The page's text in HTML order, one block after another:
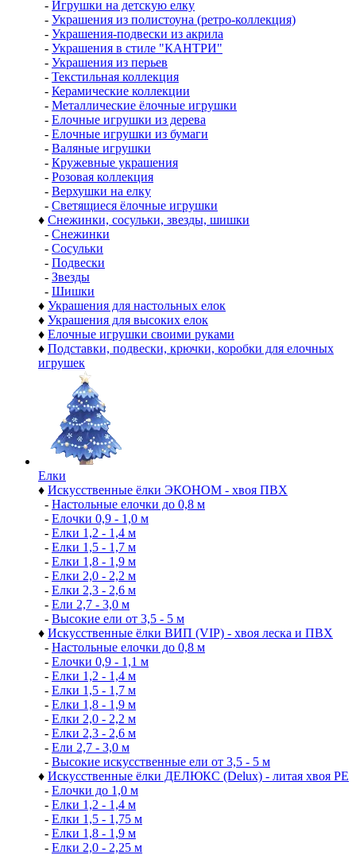
- Игрушки на детскую елку
- Украшения из полистоуна (ретро-коллекция)
- Украшения-подвески из акрила
- Украшения в стиле "КАНТРИ"
- Украшения из перьев
- Текстильная коллекция
- Керамические коллекции
- Металлические ёлочные игрушки
- Елочные игрушки из дерева
- Елочные игрушки из бумаги
- Валяные игрушки
- Кружевные украшения
- Розовая коллекция
- Верхушки на елку
- Светящиеся ёлочные игрушки
♦ Снежинки, сосульки, звезды, шишки
- Снежинки
- Сосульки
- Подвески
- Звезды
- Шишки
♦ Украшения для настольных елок
♦ Украшения для высоких елок
♦ Елочные игрушки своими руками
♦ Подставки, подвески, крючки, коробки для елочных
игрушек
Елки
♦ Искусственные ёлки ЭКОНОМ - хвоя ПВХ
- Настольные елочки до 0,8 м
- Елочки 0,9 - 1,0 м
- Елки 1,2 - 1,4 м
- Елки 1,5 - 1,7 м
- Елки 1,8 - 1,9 м
- Елки 2,0 - 2,2 м
- Елки 2,3 - 2,6 м
- Ели 2,7 - 3,0 м
- Высокие ели от 3,5 - 5 м
♦ Искусственные ёлки ВИП (VIP) - хвоя леска и ПВХ
- Настольные елочки до 0,8 м
- Елочки 0,9 - 1,1 м
- Елки 1,2 - 1,4 м
- Елки 1,5 - 1,7 м
- Елки 1,8 - 1,9 м
- Елки 2,0 - 2,2 м
- Елки 2,3 - 2,6 м
- Ели 2,7 - 3,0 м
- Высокие искусственные ели от 3,5 - 5 м
♦ Искусственные ёлки ДЕЛЮКС (Delux) - литая хвоя РЕ
- Елочки до 1,0 м
- Елки 1,2 - 1,4 м
- Елки 1,5 - 1,75 м
- Елки 1,8 - 1,9 м
- Елки 2,0 - 2,25 м